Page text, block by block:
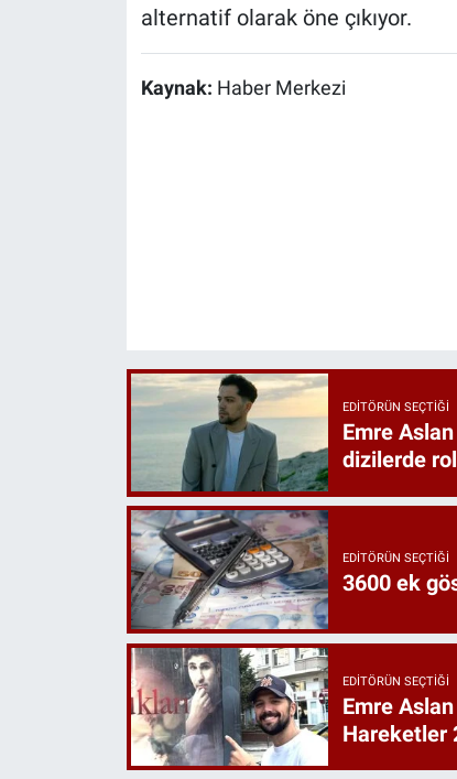
alternatif olarak öne çıkıyor.
Kaynak: Haber Merkezi
EDITÖRÜN SEÇTIĞI
Emre
dizilerde rol
EDITÖRÜN SEÇTIĞI
3600 ek
EDITÖRÜN SEÇTIĞI
Emre
Hareketler